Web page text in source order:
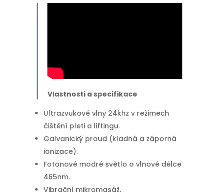
Vlastnosti a specifikace
Ultrazvukové vlny 24khz v režimech
čištění pleti a liftingu.
Galvanický proud (kladná a záporná
ionizace).
Fotonové modré světlo o vlnové délce
465nm.
Vibrační mikromasáž.